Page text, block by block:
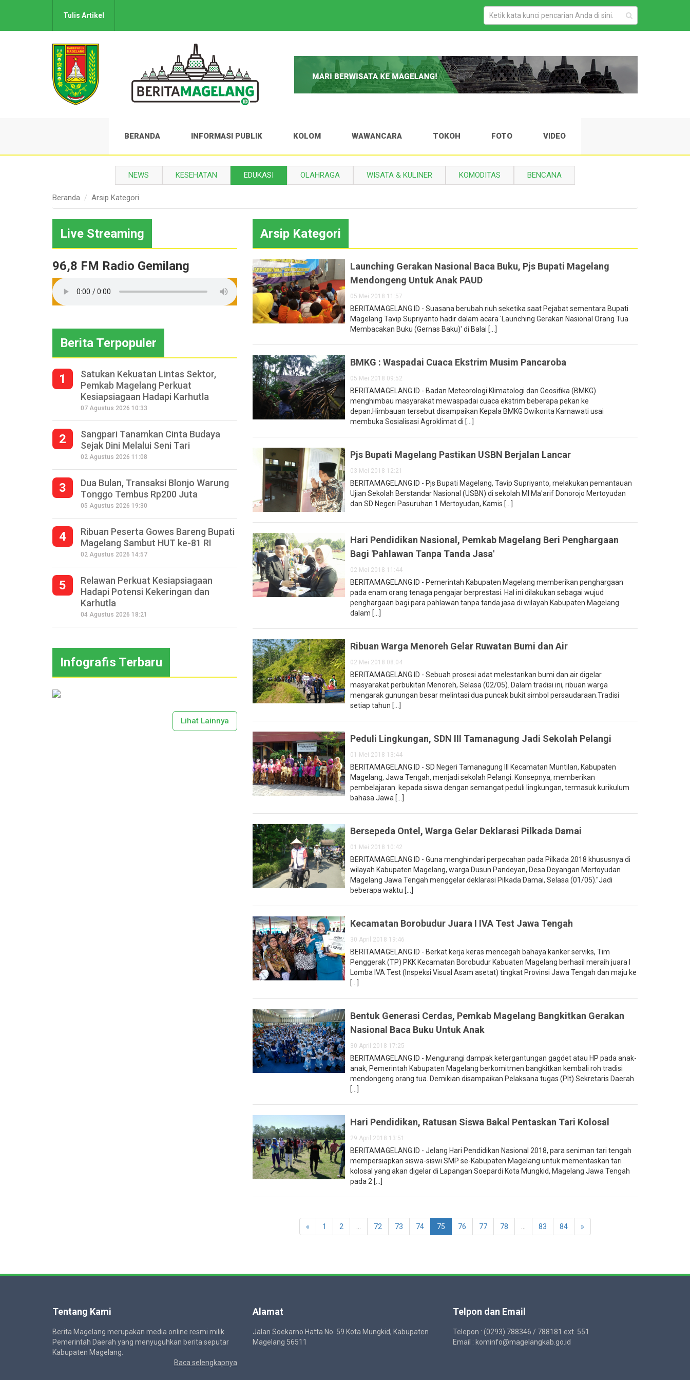
Tulis Artikel
BERANDA INFORMASI PUBLIK KOLOM WAWANCARA TOKOH FOTO VIDEO
NEWS KESEHATAN EDUKASI OLAHRAGA WISATA & KULINER KOMODITAS BENCANA
Beranda Arsip Kategori
Live Streaming
96,8 FM Radio Gemilang
Berita Terpopuler
1
Satukan Kekuatan Lintas Sektor,
Pemkab Magelang Perkuat
Kesiapsiagaan Hadapi Karhutla
07 Agustus 2026 10:33
2
Sangpari Tanamkan Cinta Budaya
Sejak Dini Melalui Seni Tari
02 Agustus 2026 11:08
3
Dua Bulan, Transaksi Blonjo Warung
Tonggo Tembus Rp200 Juta
05 Agustus 2026 19:30
4
Ribuan Peserta Gowes Bareng Bupati
Magelang Sambut HUT ke-81 RI
02 Agustus 2026 14:57
5
Relawan Perkuat Kesiapsiagaan
Hadapi Potensi Kekeringan dan
Karhutla
04 Agustus 2026 18:21
Infografis Terbaru
Lihat Lainnya
Arsip Kategori
Launching Gerakan Nasional Baca Buku, Pjs Bupati Magelang
Mendongeng Untuk Anak PAUD
05 Mei 2018 11:57
BERITAMAGELANG.ID - Suasana berubah riuh seketika saat Pejabat sementara Bupati
Magelang Tavip Supriyanto hadir dalam acara 'Launching Gerakan Nasional Orang Tua
Membacakan Buku (Gernas Baku)' di Balai [...]
BMKG : Waspadai Cuaca Ekstrim Musim Pancaroba
05 Mei 2018 09:52
BERITAMAGELANG.ID - Badan Meteorologi Klimatologi dan Geosifika (BMKG)
menghimbau masyarakat mewaspadai cuaca ekstrim beberapa pekan ke
depan.Himbauan tersebut disampaikan Kepala BMKG Dwikorita Karnawati usai
membuka Sosialisasi Agroklimat di [...]
Pjs Bupati Magelang Pastikan USBN Berjalan Lancar
03 Mei 2018 12:21
BERITAMAGELANG.ID - Pjs Bupati Magelang, Tavip Supriyanto, melakukan pemantauan
Ujian Sekolah Berstandar Nasional (USBN) di sekolah MI Ma'arif Donorojo Mertoyudan
dan SD Negeri Pasuruhan 1 Mertoyudan, Kamis [...]
Hari Pendidikan Nasional, Pemkab Magelang Beri Penghargaan
Bagi 'Pahlawan Tanpa Tanda Jasa'
02 Mei 2018 11:44
BERITAMAGELANG.ID - Pemerintah Kabupaten Magelang memberikan penghargaan
pada enam orang tenaga pengajar berprestasi. Hal ini dilakukan sebagai wujud
penghargaan bagi para pahlawan tanpa tanda jasa di wilayah Kabupaten Magelang
dalam [...]
Ribuan Warga Menoreh Gelar Ruwatan Bumi dan Air
02 Mei 2018 08:04
BERITAMAGELANG.ID - Sebuah prosesi adat melestarikan bumi dan air digelar
masyarakat perbukitan Menoreh, Selasa (02/05). Dalam tradisi ini, ribuan warga
mengarak gunungan besar melintasi dua puncak bukit simbol persaudaraan.Tradisi
setiap tahun [...]
Peduli Lingkungan, SDN III Tamanagung Jadi Sekolah Pelangi
01 Mei 2018 13:44
BERITAMAGELANG.ID - SD Negeri Tamanagung III Kecamatan Muntilan, Kabupaten
Magelang, Jawa Tengah, menjadi sekolah Pelangi. Konsepnya, memberikan
pembelajaran kepada siswa dengan semangat peduli lingkungan, termasuk kurikulum
bahasa Jawa [...]
Bersepeda Ontel, Warga Gelar Deklarasi Pilkada Damai
01 Mei 2018 10:42
BERITAMAGELANG.ID - Guna menghindari perpecahan pada Pilkada 2018 khususnya di
wilayah Kabupaten Magelang, warga Dusun Pandeyan, Desa Deyangan Mertoyudan
Magelang Jawa Tengah menggelar deklarasi Pilkada Damai, Selasa (01/05)."Jadi
beberapa waktu [...]
Kecamatan Borobudur Juara I IVA Test Jawa Tengah
30 April 2018 19:46
BERITAMAGELANG.ID - Berkat kerja keras mencegah bahaya kanker serviks, Tim
Penggerak (TP) PKK Kecamatan Borobudur Kabuaten Magelang berhasil meraih juara I
Lomba IVA Test (Inspeksi Visual Asam asetat) tingkat Provinsi Jawa Tengah dan maju ke
[...]
Bentuk Generasi Cerdas, Pemkab Magelang Bangkitkan Gerakan
Nasional Baca Buku Untuk Anak
30 April 2018 17:25
BERITAMAGELANG.ID - Mengurangi dampak ketergantungan gagdet atau HP pada anak-
anak, Pemerintah Kabupaten Magelang berkomitmen bangkitkan kembali roh tradisi
mendongeng orang tua. Demikian disampaikan Pelaksana tugas (Plt) Sekretaris Daerah
[...]
Hari Pendidikan, Ratusan Siswa Bakal Pentaskan Tari Kolosal
29 April 2018 13:51
BERITAMAGELANG.ID - Jelang Hari Pendidikan Nasional 2018, para seniman tari tengah
mempersiapkan siswa-siswi SMP se-Kabupaten Magelang untuk mementaskan tari
kolosal yang akan digelar di Lapangan Soepardi Kota Mungkid, Magelang Jawa Tengah
pada 2 [...]
« 1 2 72 73 74 75 76 77 78 83 84 »
Tentang Kami
Berita Magelang merupakan media online resmi milik
Pemerintah Daerah yang menyuguhkan berita seputar
Kabupaten Magelang.
Baca selengkapnya
Alamat
Jalan Soekarno Hatta No. 59 Kota Mungkid, Kabupaten
Magelang 56511
Telpon dan Email
Telepon : (0293) 788346 / 788181 ext. 551
Email : kominfo@magelangkab.go.id